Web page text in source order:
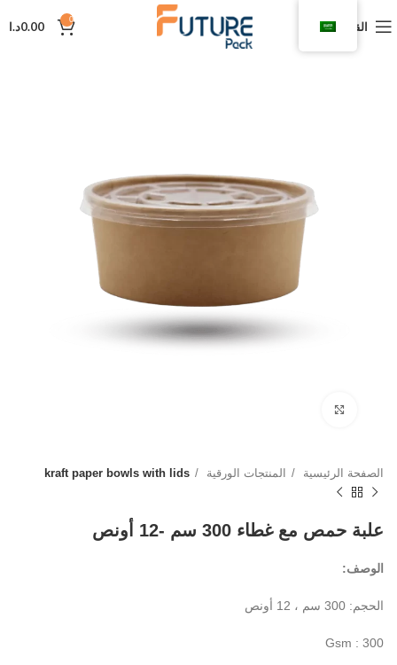
القائمة 0
0.00د.ا
الصفحة الرئيسية المنتجات الورقية kraft paper bowls with lids
علبة حمص مع غطاء 300 سم -12 أونص
الوصف:
الحجم: 300 سم ، 12 أونص
Gsm : 300